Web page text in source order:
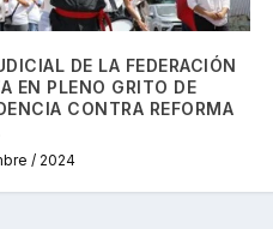
DE LA FEDERACIÓN
EN PLENO GRITO DE
CONTRA REFORMA
/ 2024